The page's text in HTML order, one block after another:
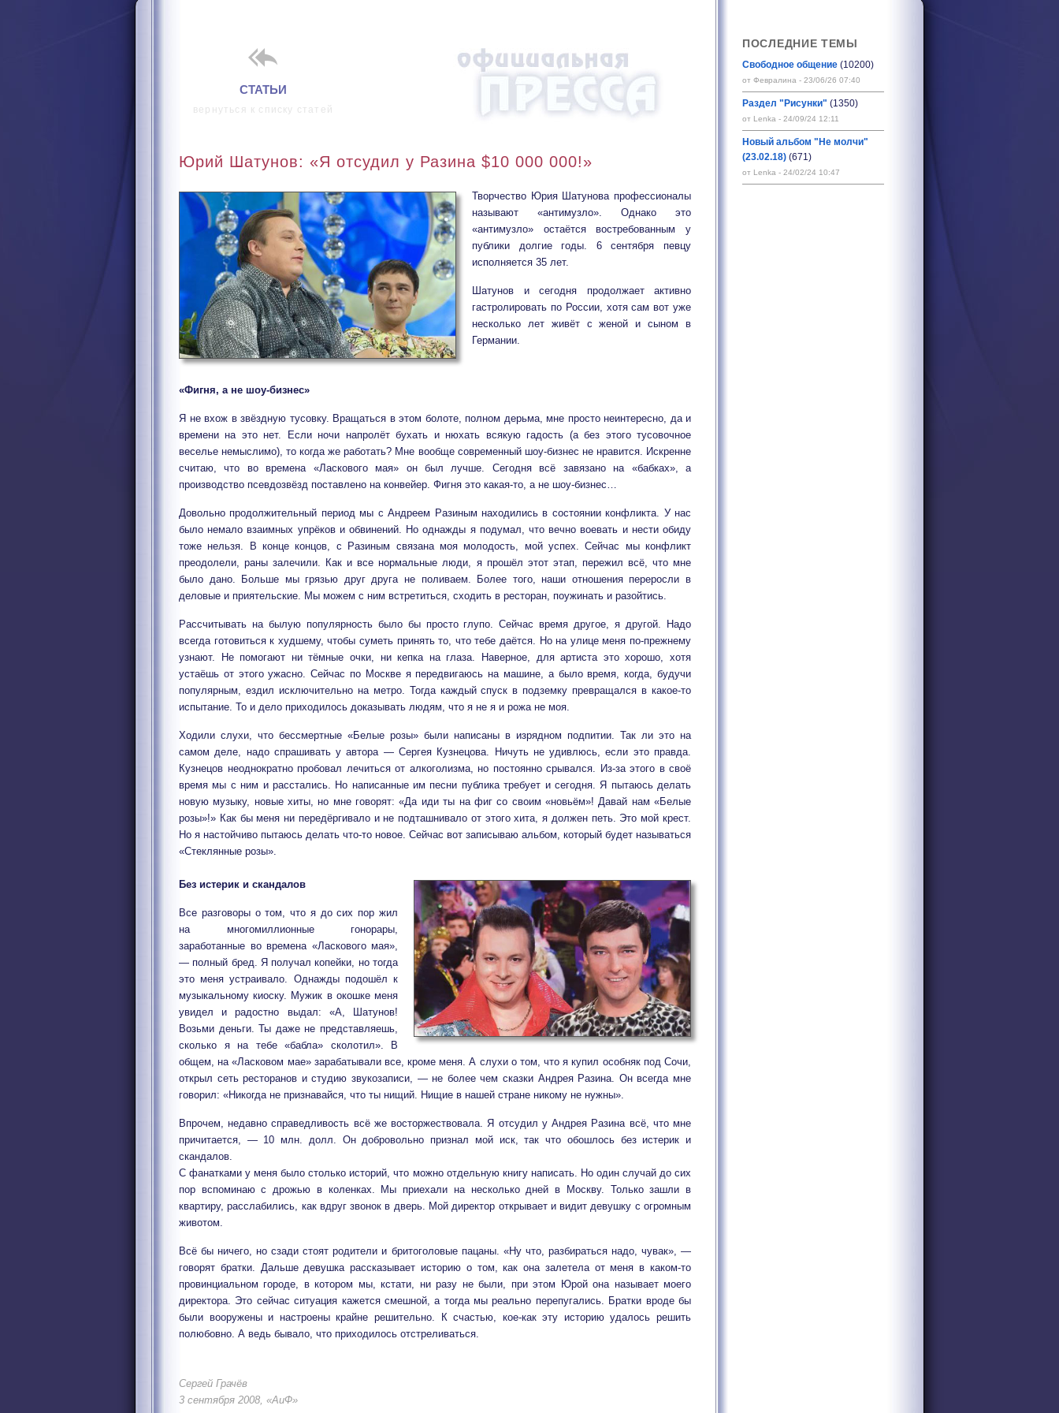
ПОСЛЕДНИЕ ТЕМЫ
Свободное общение (10200)
от Февралина - 23/06/26 07:40
Раздел "Рисунки" (1350)
от Lenka - 24/09/24 12:11
Новый альбом "Не молчи"
(23.02.18) (671)
от Lenka - 24/02/24 10:47
i
СТАТЬИ
вернуться к списку статей
Юрий Шатунов: «Я отсудил у Разина $10 000 000!»
Творчество Юрия Шатунова профессионалы
называют «антимузло». Однако это
«антимузло» остаётся востребованным у
публики долгие годы. 6 сентября певцу
исполняется 35 лет.
Шатунов и сегодня продолжает активно
гастролировать по России, хотя сам вот уже
несколько лет живёт с женой и сыном в
Германии.
«Фигня, а не шоу-бизнес»
Я не вхож в звёздную тусовку. Вращаться в этом болоте, полном дерьма, мне просто неинтересно, да и
времени на это нет. Если ночи напролёт бухать и нюхать всякую гадость (а без этого тусовочное
веселье немыслимо), то когда же работать? Мне вообще современный шоу-бизнес не нравится. Искренне
считаю, что во времена «Ласкового мая» он был лучше. Сегодня всё завязано на «бабках», а
производство псевдозвёзд поставлено на конвейер. Фигня это какая-то, а не шоу-бизнес…
Довольно продолжительный период мы с Андреем Разиным находились в состоянии конфликта. У нас
было немало взаимных упрёков и обвинений. Но однажды я подумал, что вечно воевать и нести обиду
тоже нельзя. В конце концов, с Разиным связана моя молодость, мой успех. Сейчас мы конфликт
преодолели, раны залечили. Как и все нормальные люди, я прошёл этот этап, пережил всё, что мне
было дано. Больше мы грязью друг друга не поливаем. Более того, наши отношения переросли в
деловые и приятельские. Мы можем с ним встретиться, сходить в ресторан, поужинать и разойтись.
Рассчитывать на былую популярность было бы просто глупо. Сейчас время другое, я другой. Надо
всегда готовиться к худшему, чтобы суметь принять то, что тебе даётся. Но на улице меня по-прежнему
узнают. Не помогают ни тёмные очки, ни кепка на глаза. Наверное, для артиста это хорошо, хотя
устаёшь от этого ужасно. Сейчас по Москве я передвигаюсь на машине, а было время, когда, будучи
популярным, ездил исключительно на метро. Тогда каждый спуск в подземку превращался в какое-то
испытание. То и дело приходилось доказывать людям, что я не я и рожа не моя.
Ходили слухи, что бессмертные «Белые розы» были написаны в изрядном подпитии. Так ли это на
самом деле, надо спрашивать у автора — Сергея Кузнецова. Ничуть не удивлюсь, если это правда.
Кузнецов неоднократно пробовал лечиться от алкоголизма, но постоянно срывался. Из-за этого в своё
время мы с ним и расстались. Но написанные им песни публика требует и сегодня. Я пытаюсь делать
новую музыку, новые хиты, но мне говорят: «Да иди ты на фиг со своим «новьём»! Давай нам «Белые
розы»!» Как бы меня ни передёргивало и не подташнивало от этого хита, я должен петь. Это мой крест.
Но я настойчиво пытаюсь делать что-то новое. Сейчас вот записываю альбом, который будет называться
«Стеклянные розы».
Без истерик и скандалов
Все разговоры о том, что я до сих пор жил
на многомиллионные гонорары,
заработанные во времена «Ласкового мая»,
— полный бред. Я получал копейки, но тогда
это меня устраивало. Однажды подошёл к
музыкальному киоску. Мужик в окошке меня
увидел и радостно выдал: «А, Шатунов!
Возьми деньги. Ты даже не представляешь,
сколько я на тебе «бабла» сколотил». В
общем, на «Ласковом мае» зарабатывали все, кроме меня. А слухи о том, что я купил особняк под Сочи,
открыл сеть ресторанов и студию звукозаписи, — не более чем сказки Андрея Разина. Он всегда мне
говорил: «Никогда не признавайся, что ты нищий. Нищие в нашей стране никому не нужны».
Впрочем, недавно справедливость всё же восторжествовала. Я отсудил у Андрея Разина всё, что мне
причитается, — 10 млн. долл. Он добровольно признал мой иск, так что обошлось без истерик и
скандалов.
С фанатками у меня было столько историй, что можно отдельную книгу написать. Но один случай до сих
пор вспоминаю с дрожью в коленках. Мы приехали на несколько дней в Москву. Только зашли в
квартиру, расслабились, как вдруг звонок в дверь. Мой директор открывает и видит девушку с огромным
животом.
Всё бы ничего, но сзади стоят родители и бритоголовые пацаны. «Ну что, разбираться надо, чувак», —
говорят братки. Дальше девушка рассказывает историю о том, как она залетела от меня в каком-то
провинциальном городе, в котором мы, кстати, ни разу не были, при этом Юрой она называет моего
директора. Это сейчас ситуация кажется смешной, а тогда мы реально перепугались. Братки вроде бы
были вооружены и настроены крайне решительно. К счастью, кое-как эту историю удалось решить
полюбовно. А ведь бывало, что приходилось отстреливаться.
Сергей Грачёв
3 сентября 2008, «АиФ»